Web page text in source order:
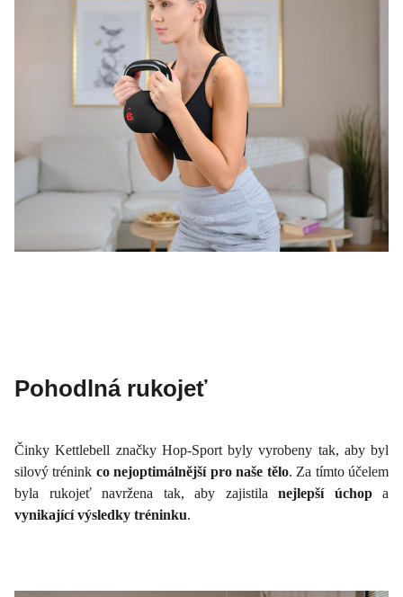
Pohodlná rukojeť
Činky Kettlebell značky Hop-Sport byly vyrobeny tak, aby byl
silový trénink co nejoptimálnější pro naše tělo. Za tímto účelem
byla rukojeť navržena tak, aby zajistila nejlepší úchopa
vynikající výsledky tréninku.